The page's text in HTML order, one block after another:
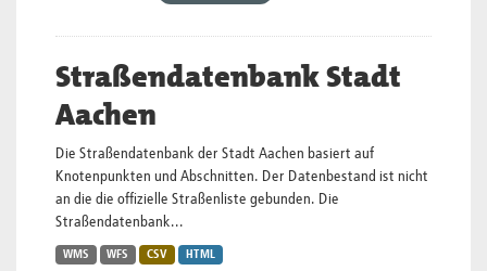
Straßendatenbank Stadt
Aachen
Die Straßendatenbank der Stadt Aachen basiert auf
Knotenpunkten und Abschnitten. Der Datenbestand ist nicht
an die die offizielle Straßenliste gebunden. Die
Straßendatenbank...
WMS WFS CSV HTML